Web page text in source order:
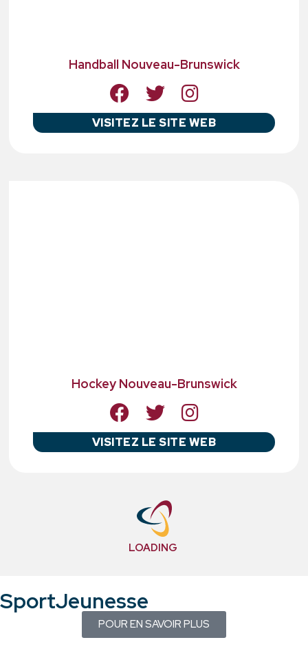
Handball Nouveau-Brunswick
VISITEZ LE SITE WEB
Hockey Nouveau-Brunswick
VISITEZ LE SITE WEB
LOADING
SportJeunesse
POUR EN SAVOIR PLUS